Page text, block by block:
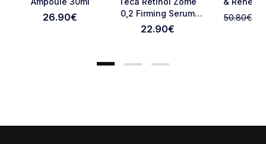
Otkaži pregled Pošaljite pregled
26.90€
0,2 Firming Serum
30ml
22.90€
50.80€